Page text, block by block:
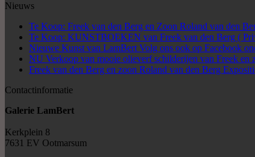
Nieuws
Te Koop: Freek van den Berg en Zoon Roland van den
Te Koop: KUNSTBOEKEN van Freek van den Berg (
Nieuwe Kunst van LamBert Volg ons ook op Facebook
NU Verkoop van mooie olieverf schilderijen van Freek
Freek van den Berg en zoon Roland van den Berg
Contactinformatie
Galerie LamBert
Kerkplein 8
7631 EV Ootmarsum